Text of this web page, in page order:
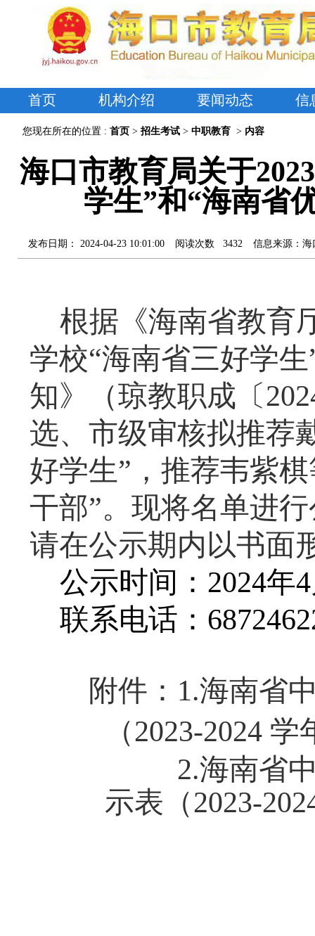
首页 机构介绍 要闻动态 信
您现在所在的位置 : 首页 > 招生考试 > 中职教育 > 内容
海口市教育局关于
学生”和“海南省
发布日期： 2024-04-23 10:01:00 阅读次数 3432 信息来源： 海
根据 《海南省教育
学校“海南省三好学
知》（琼教职成 〔20
选、市级审核拟推荐
好学生” ，推荐韦紫棋
干部”。现将名单进
请在公示期内以书面
公示时间： 2024年4
联系电话： 687246
附件： 1.海南省
（2023-2024 学
2.海南省
示表（2023-202